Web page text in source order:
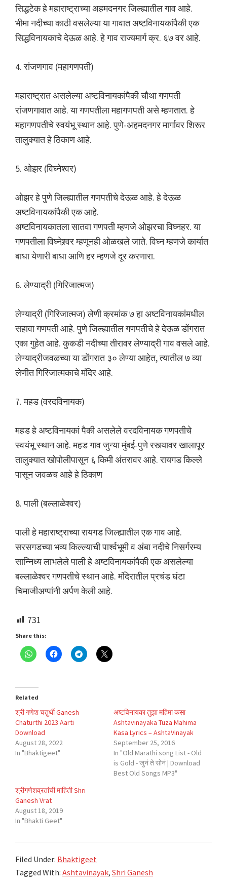
सिद्धटेक हे महाराष्ट्राच्या अहमदनगर जिल्ह्यातील गाव आहे.
भीमा नदीच्या काठी वसलेल्या या गावात अष्टविनायकांपैकी एक
सिद्धविनायकाचे देऊळ आहे. हे गाव राज्यमार्ग क्र. ६७ वर आहे.
4. रांजणगाव (महागणपती)
महाराष्ट्रात असलेल्या अष्टविनायकांपैकी चौथा गणपती
रांजणगावात आहे. या गणपतीला महागणपती असे म्हणतात. हे
महागणपतीचे स्वयंभू स्थान आहे. पुणे-अहमदनगर मार्गावर शिरूर
तालुक्यात हे ठिकाण आहे.
5. ओझर (विघ्नेश्वर)
ओझर हे पुणे जिल्ह्यातील गणपतीचे देऊळ आहे. हे देऊळ
अष्टविनायकांपैकी एक आहे.
अष्टविनायकातला सातवा गणपती म्हणजे ओझरचा विघ्नहर. या
गणपतीला विघ्नेश्र्वर म्हणूनही ओळखले जाते. विघ्न म्हणजे कार्यात
बाधा येणारी बाधा आणि हर म्हणजे दूर करणारा.
6. लेण्याद्री (गिरिजात्मज)
लेण्याद्री (गिरिजात्मज) लेणी क्रमांक ७ हा अष्टविनायकांमधील
सहावा गणपती आहे. पुणे जिल्ह्यातील गणपतीचे हे देऊळ डोंगरात
एका गुहेत आहे. कुकडी नदीच्या तीरावर लेण्याद्री गाव वसले आहे.
लेण्याद्रीजवळच्या या डोंगरात ३० लेण्या आहेत, त्यातील ७ व्या
लेणीत गिरिजात्मकाचे मंदिर आहे.
7. महड (वरदविनायक)
महड हे अष्टविनायकां पैकी असलेले वरदविनायक गणपतीचे
स्वयंभू स्थान आहे. महड गाव जुन्या मुंबई-पुणे रस्त्यावर खालापूर
तालुक्यात खोपोलीपासून ६ किमी अंतरावर आहे. रायगड किल्ले
पासून जवळच आहे हे ठिकाण
8. पाली (बल्लाळेश्वर)
पाली हे महाराष्ट्राच्या रायगड जिल्ह्यातील एक गाव आहे.
सरसगडच्या भव्य किल्ल्याची पार्श्वभूमी व अंबा नदीचे निसर्गरम्य
सान्निध्य लाभलेले पाली हे अष्टविनायकांपैकी एक असलेल्या
बल्लाळेश्वर गणपतीचे स्थान आहे. मंदिरातील प्रचंड घंटा
चिमाजीअप्पांनी अर्पण केली आहे.
731
Share this:
Related
श्री गणेश चतुर्थी Ganesh
Chaturthi 2023 Aarti
Download
August 28, 2022
In "Bhaktigeet"
अष्टविनायका तुझा महिमा कसा
Ashtavinayaka Tuza Mahima
Kasa Lyrics – AshtaVinayak
September 25, 2016
In "Old Marathi song List - Old
is Gold - जुनं ते सोनं | Download
Best Old Songs MP3"
श्रीगणेशव्रतांची माहिती Shri
Ganesh Vrat
August 18, 2019
In "Bhakti Geet"
Filed Under: Bhaktigeet
Tagged With: Ashtavinayak, Shri Ganesh